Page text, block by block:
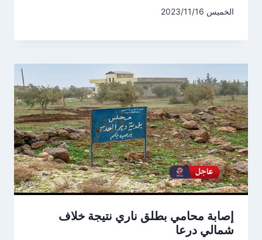
الخميس 2023/11/16
إصابة محامي بطلق ناري نتيجة خلاف
شمالي درعا